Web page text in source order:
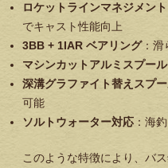
ロケットラインマネジメン
でキャスト性能向上
3BB + 1IAR ベアリング：滑
マシンカットアルミスプール
深溝グラファイト替えスプ
可能
ソルトウォーター対応 ：海
このような特徴により、バ